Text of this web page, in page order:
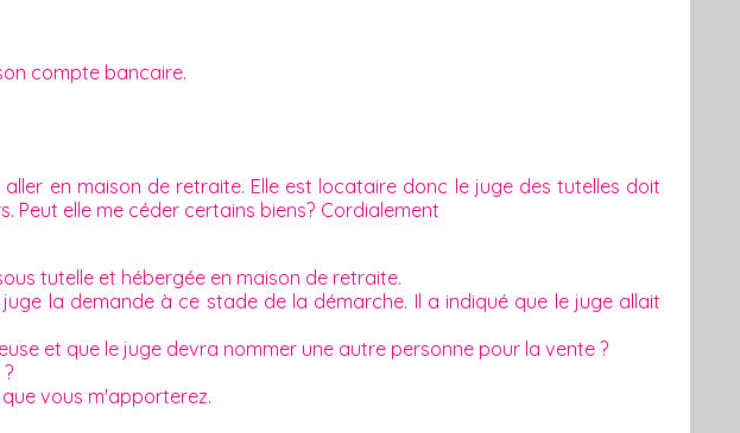
compte bancaire.
en maison de retraite. Elle est locataire donc le juge des tutelles doit
Peut elle me céder certains biens? Cordialement
tutelle et hébergée en maison de retraite.
la demande à ce stade de la démarche. Il a indiqué que le juge allait
et que le juge devra nommer une autre personne pour la vente ?
vous m'apporterez.